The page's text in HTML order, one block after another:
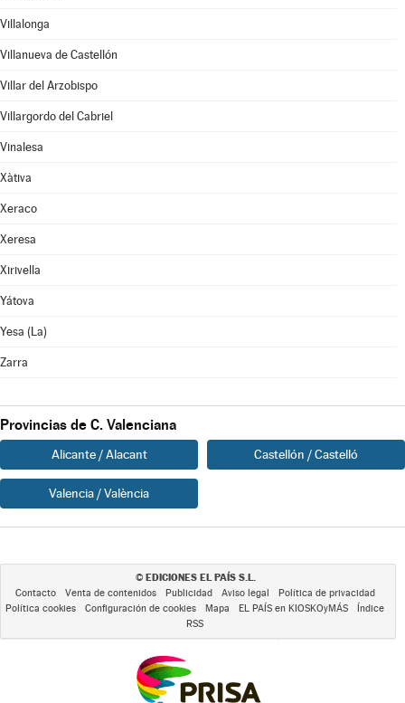
Villalonga
Villanueva de Castellón
Villar del Arzobispo
Villargordo del Cabriel
Vinalesa
Xàtiva
Xeraco
Xeresa
Xirivella
Yátova
Yesa (La)
Zarra
Provincias de C. Valenciana
Alicante / Alacant Castellón / Castelló
Valencia / València
© EDICIONES EL PAÍS S.L.
Contacto Venta de contenidos Publicidad Aviso legal
Política de privacidad
Política cookies
Configuración de cookies Mapa EL PAÍS en KIOSKOyMÁS
Índice
RSS